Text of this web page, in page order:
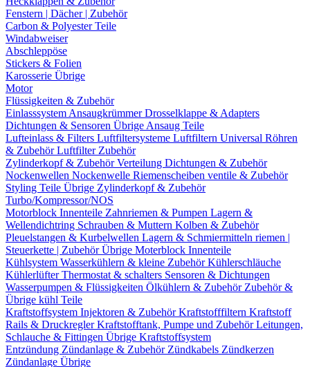
Fenstern | Dächer | Zubehör
Carbon & Polyester Teile
Windabweiser
Abschleppöse
Stickers & Folien
Karosserie Übrige
Motor
Flüssigkeiten & Zubehör
Einlasssystem AnsaugkrümmerDrosselklappe & Adapters
Dichtungen & Sensoren Übrige Ansaug Teile
Lufteinlass & Filters Luftfiltersysteme Luftfiltern Universal Röhren
& ZubehörLuftfilter Zubehör
Zylinderkopf & ZubehörVerteilung Dichtungen & Zubehör
Nockenwellen Nockenwelle Riemenscheiben ventile & Zubehör
Styling Teile Übrige Zylinderkopf & Zubehör
Turbo/Kompressor/NOS
Motorblock Innenteile Zahnriemen & Pumpen Lagern &
Wellendichtring Schrauben & Muttern Kolben & Zubehör
Pleuelstangen & Kurbelwellen Lagern & Schmiermitteln riemen |
Steuerkette | ZubehörÜbrige Moterblock Innenteile
Kühlsystem Wasserkühlern & kleine ZubehörKühlerschläuche
KühlerlüfterThermostat & schalters Sensoren & Dichtungen
Wasserpumpen & Flüssigkeiten Ölkühlern & Zubehör Zubehör &
Übrige kühl Teile
Kraftstoffsystem Injektoren & ZubehörKraftstofffiltern Kraftstoff
Rails & DruckreglerKraftstofftank, Pumpe und ZubehörLeitungen,
Schlauche & Fittingen Übrige Kraftstoffsystem
Entzündung Zündanlage & Zubehör Zündkabels Zündkerzen
Zündanlage Übrige